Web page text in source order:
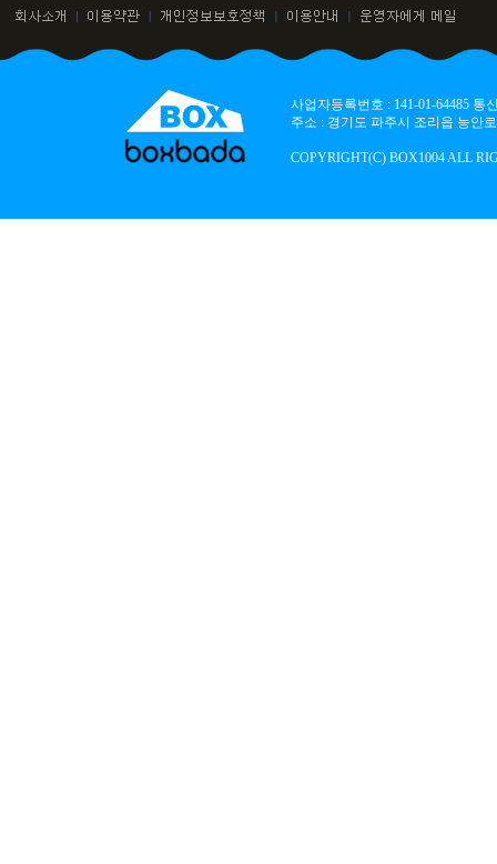
사업자등록번호 : 141-01-64485
주소 : 경기도 파주시 조리읍 능안
COPYRIGHT(C) BOX1004 ALL